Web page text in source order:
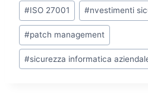
n o
o
k
p n
#ISO 27001 #nvestimenti
#patch management
#sicurezza informatica